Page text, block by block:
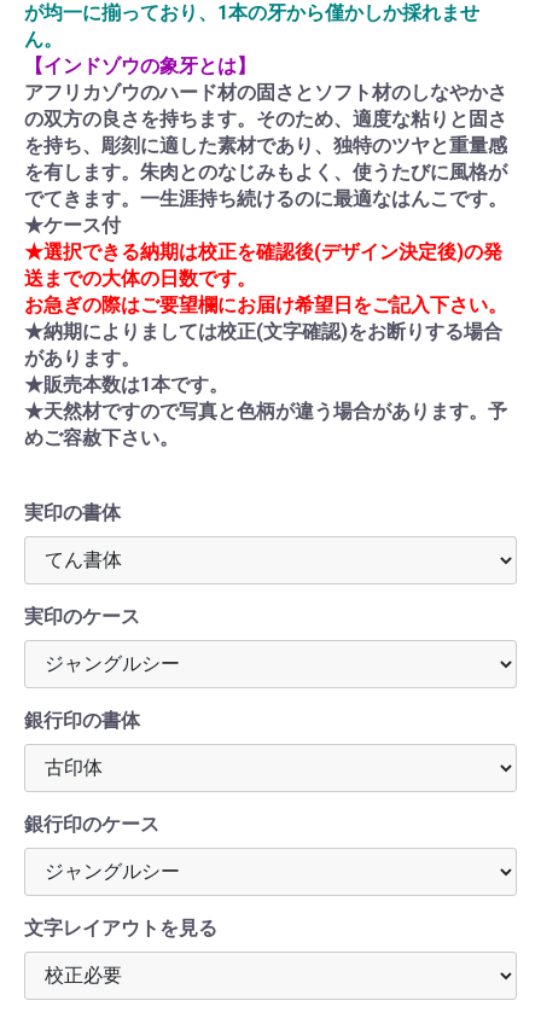
が均一に揃っており、1本の牙から僅かしか採れませ
ん。
【インドゾウの象牙とは】
アフリカゾウのハード材の固さとソフト材のしなやかさ
の双方の良さを持ちます。そのため、適度な粘りと固さ
を持ち、彫刻に適した素材であり、独特のツヤと重量感
を有します。朱肉とのなじみもよく、使うたびに風格が
でてきます。一生涯持ち続けるのに最適なはんこです。
★ケース付
★選択できる納期は校正を確認後(デザイン決定後)の発
送までの大体の日数です。
お急ぎの際はご要望欄にお届け希望日をご記入下さい。
★納期によりましては校正(文字確認)をお断りする場合
があります。
★販売本数は1本です。
★天然材ですので写真と色柄が違う場合があります。予
めご容赦下さい。
実印の書体
実印のケース
銀行印の書体
銀行印のケース
文字レイアウトを見る